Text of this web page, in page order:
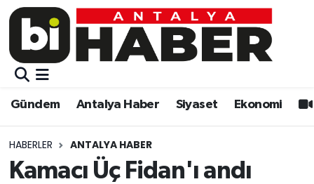
Gündem Antalya Haber Siyaset Ekonomi
HABERLER ANTALYA HABER
Kamacı Üç Fidan'ı andı
Gündem
Siyaset
Gündem
Siyaset
Muratpaşa Nöbetçi Eczaneler
Muratpaşa Trafik Yoğunluk Haritası
Süper Lig Puan Durumu ve Fikstür